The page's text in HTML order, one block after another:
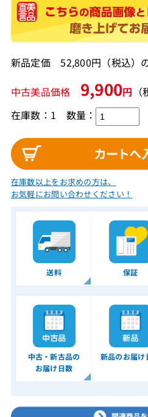
新品定価 52,800円（税込）
中古美品価格 9,900円
在庫数：1 数量：
在庫数以上をお求めの方は、
お気軽にお問い合わせください！
送料 保証
中古・新古品の
お届け日数
新品のお届け